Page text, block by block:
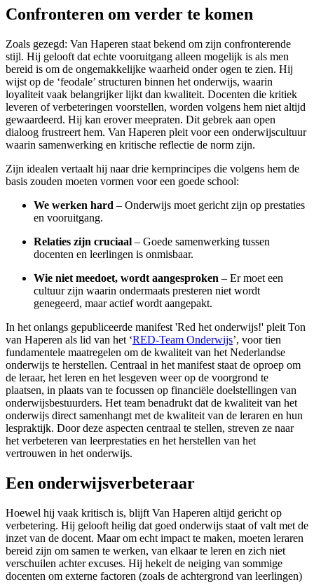
Confronteren om verder te komen
Zoals gezegd: Van Haperen staat bekend om zijn confronterende
stijl. Hij gelooft dat echte vooruitgang alleen mogelijk is als men
bereid is om de ongemakkelijke waarheid onder ogen te zien. Hij
wijst op de ‘feodale’ structuren binnen het onderwijs, waarin
loyaliteit vaak belangrijker lijkt dan kwaliteit. Docenten die kritiek
leveren of verbeteringen voorstellen, worden volgens hem niet altijd
gewaardeerd. Hij kan erover meepraten. Dit gebrek aan open
dialoog frustreert hem. Van Haperen pleit voor een onderwijscultuur
waarin samenwerking en kritische reflectie de norm zijn.
Zijn idealen vertaalt hij naar drie kernprincipes die volgens hem de
basis zouden moeten vormen voor een goede school:
We werken hard – Onderwijs moet gericht zijn op prestaties
en vooruitgang.
Relaties zijn cruciaal – Goede samenwerking tussen
docenten en leerlingen is onmisbaar.
Wie niet meedoet, wordt aangesproken – Er moet een
cultuur zijn waarin ondermaats presteren niet wordt
genegeerd, maar actief wordt aangepakt.
In het onlangs gepubliceerde manifest 'Red het onderwijs!' pleit Ton
van Haperen als lid van het ‘RED-Team Onderwijs’, voor tien
fundamentele maatregelen om de kwaliteit van het Nederlandse
onderwijs te herstellen. Centraal in het manifest staat de oproep om
de leraar, het leren en het lesgeven weer op de voorgrond te
plaatsen, in plaats van te focussen op financiële doelstellingen van
onderwijsbestuurders. Het team benadrukt dat de kwaliteit van het
onderwijs direct samenhangt met de kwaliteit van de leraren en hun
lespraktijk. Door deze aspecten centraal te stellen, streven ze naar
het verbeteren van leerprestaties en het herstellen van het
vertrouwen in het onderwijs.
Een onderwijsverbeteraar
Hoewel hij vaak kritisch is, blijft Van Haperen altijd gericht op
verbetering. Hij gelooft heilig dat goed onderwijs staat of valt met de
inzet van de docent. Maar om echt impact te maken, moeten leraren
bereid zijn om samen te werken, van elkaar te leren en zich niet
verschuilen achter excuses. Hij hekelt de neiging van sommige
docenten om externe factoren (zoals de achtergrond van leerlingen)